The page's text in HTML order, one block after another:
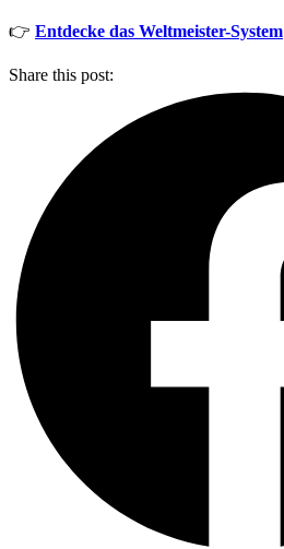
👉 Entdecke das Weltmeister-System
Share this post: